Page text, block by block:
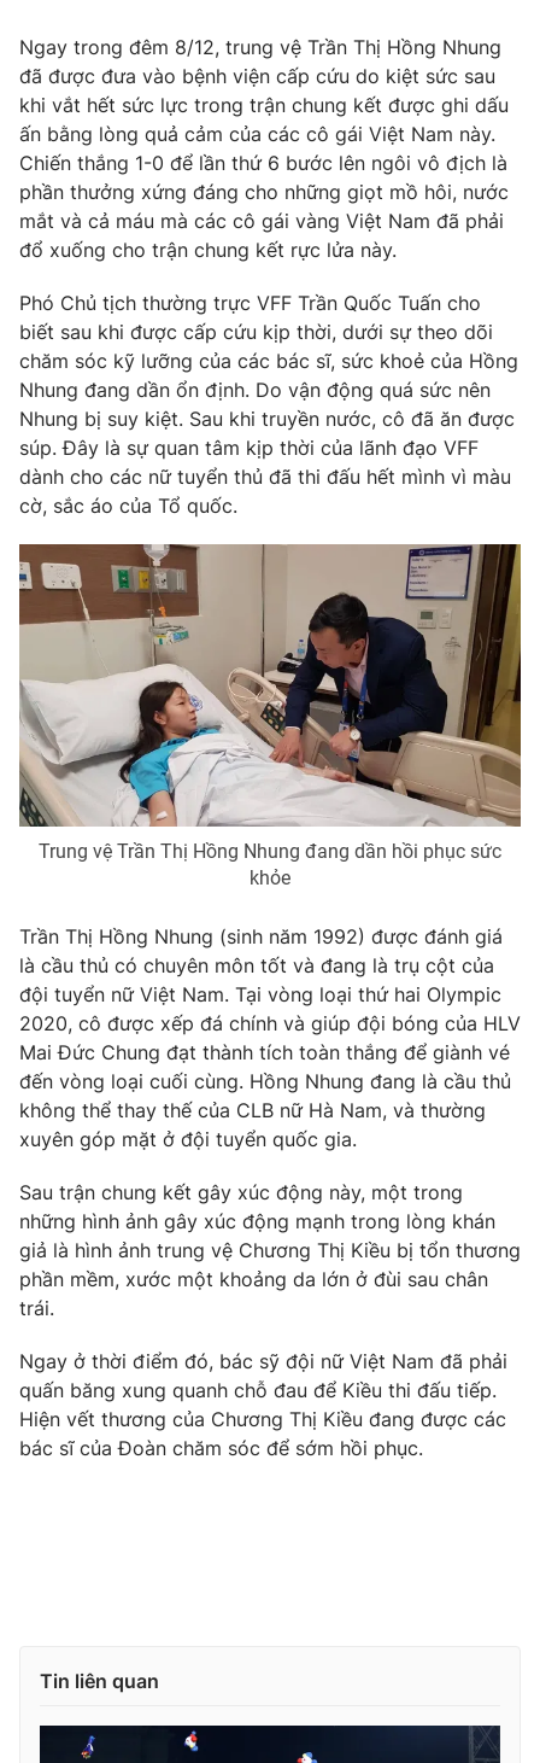
Câu chuyện quốc tế
Thị trường
Góc doanh nghiệp
Truyền hình
Phim VTV
Hậu trường
Nhân vật
Khán giả
Giải sao mai
Giải trí
Điện ảnh
Âm nhạc
Sao
Đời sống
Làm đẹp
Chất lượng cuộc sống
Giáo dục
Tuyển sinh
Học trực tuyến
Công nghệ
Hitech Công nghệ tương lai
Sản phẩm
Thị trường
Tư vấn
Giao lưu trực tuyến
Lịch phát sóng
Chuyên mục khác
Podcast
Photo Infographic
Video Shorts video
VTV Money VTV Thể thao
VTV Sức khoẻ Bất động sản
Thị trường 24h Tấm lòng Việt
VTV4 Vươn mình bằng AI
VTV9 VTV8
Liên hệ tòa soạn English
Theo dõi báo trên
Phó Tổng Biên tập:
Tổng đài VTV: 024.38 355 931 - 024.38 355 932
Ngay trong đêm 8/12, trung vệ Trần Thị Hồng Nhung
đã được đưa vào bệnh viện cấp cứu do kiệt sức sau
khi vắt hết sức lực trong trận chung kết được ghi dấu
ấn bằng lòng quả cảm của các cô gái Việt Nam này.
Chiến thắng 1-0 để lần thứ 6 bước lên ngôi vô địch là
phần thưởng xứng đáng cho những giọt mồ hôi, nước
mắt và cả máu mà các cô gái vàng Việt Nam đã phải
đổ xuống cho trận chung kết rực lửa này.
Phó Chủ tịch thường trực VFF Trần Quốc Tuấn cho
biết sau khi được cấp cứu kịp thời, dưới sự theo dõi
chăm sóc kỹ lưỡng của các bác sĩ, sức khoẻ của Hồng
Nhung đang dần ổn định. Do vận động quá sức nên
Nhung bị suy kiệt. Sau khi truyền nước, cô đã ăn được
súp. Đây là sự quan tâm kịp thời của lãnh đạo VFF
dành cho các nữ tuyển thủ đã thi đấu hết mình vì màu
cờ, sắc áo của Tổ quốc.
Trung vệ Trần Thị Hồng Nhung đang dần hồi phục sức
khỏe
Trần Thị Hồng Nhung (sinh năm 1992) được đánh giá
là cầu thủ có chuyên môn tốt và đang là trụ cột của
đội tuyển nữ Việt Nam. Tại vòng loại thứ hai Olympic
2020, cô được xếp đá chính và giúp đội bóng của HLV
Mai Đức Chung đạt thành tích toàn thắng để giành vé
đến vòng loại cuối cùng. Hồng Nhung đang là cầu thủ
không thể thay thế của CLB nữ Hà Nam, và thường
xuyên góp mặt ở đội tuyển quốc gia.
Sau trận chung kết gây xúc động này, một trong
những hình ảnh gây xúc động mạnh trong lòng khán
giả là hình ảnh trung vệ Chương Thị Kiều bị tổn thương
phần mềm, xước một khoảng da lớn ở đùi sau chân
trái.
Ngay ở thời điểm đó, bác sỹ đội nữ Việt Nam đã phải
quấn băng xung quanh chỗ đau để Kiều thi đấu tiếp.
Hiện vết thương của Chương Thị Kiều đang được các
bác sĩ của Đoàn chăm sóc để sớm hồi phục.
Tin liên quan